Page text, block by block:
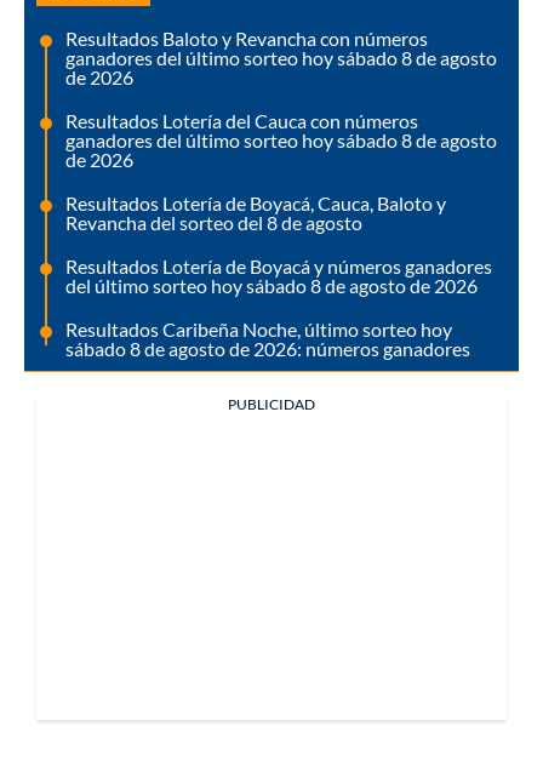
Resultados Baloto y Revancha con números
ganadores del último sorteo hoy sábado 8 de agosto
de 2026
Resultados Lotería del Cauca con números
ganadores del último sorteo hoy sábado 8 de agosto
de 2026
Resultados Lotería de Boyacá, Cauca, Baloto y
Revancha del sorteo del 8 de agosto
Resultados Lotería de Boyacá y números ganadores
del último sorteo hoy sábado 8 de agosto de 2026
Resultados Caribeña Noche, último sorteo hoy
sábado 8 de agosto de 2026: números ganadores
PUBLICIDAD